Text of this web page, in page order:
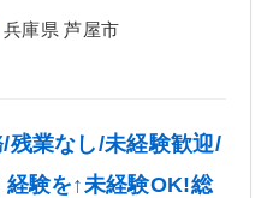
兵庫県 芦屋市
/残業なし/未経験歓迎/
経験を↑未経験OK!総